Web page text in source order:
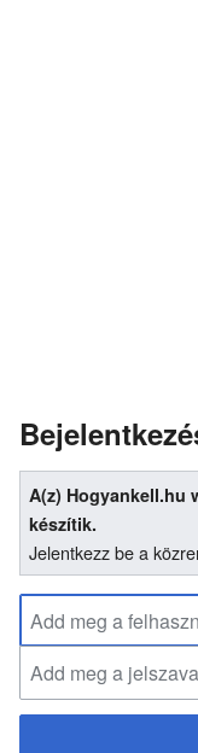
A(z) Hogyankell.hu
készítik.
Jelentkezz be a